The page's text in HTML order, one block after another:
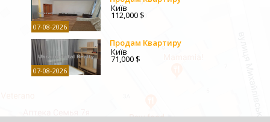
07-08-2026
Київ
112,000 $
07-08-2026
Продам Квартиру
Київ
71,000 $